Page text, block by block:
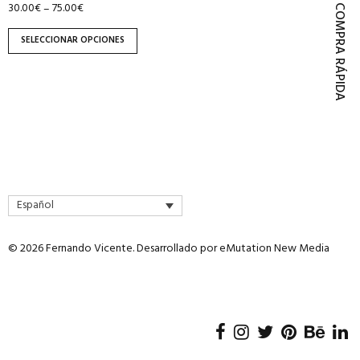
30.00€–75.00€
SELECCIONAR OPCIONES
página
de
producto
COMPRA RÁPIDA
Español
© 2026 Fernando Vicente. Desarrollado poreMutation New Media